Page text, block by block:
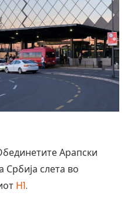
Арапски
Србија слета во
Н1.